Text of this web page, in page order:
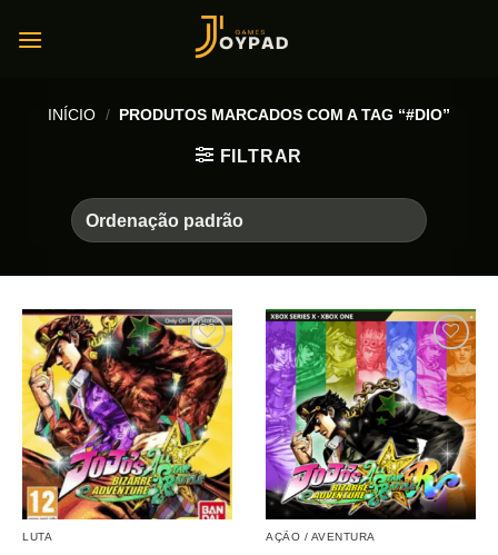
INÍCIO / PRODUTOS MARCADOS COM A TAG “#DIO”
FILTRAR
LUTA AÇÃO / AVENTURA